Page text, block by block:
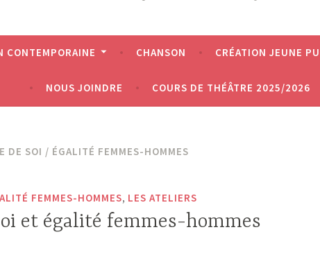
CONTEMPORAINE CHANSON CRÉATION JEUNE
NOUS JOINDRE COURS DE THÉÂTRE 2025/2026
DE SOI / ÉGALITÉ FEMMES-HOMMES
FEMMES-HOMMES, LES ATELIERS
et égalité femmes-hommes